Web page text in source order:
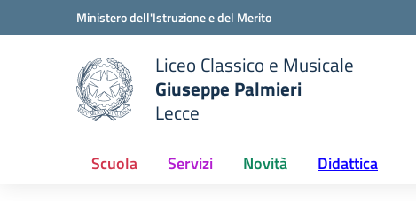
Vai ai contenuti
Vai al menu di navigazioneMinistero dell'Istruzione e del Merito
scuola
Liceo Classico e Musicale
Giuseppe Palmieri
Lecce
Scuola Servizi Novità Didattica